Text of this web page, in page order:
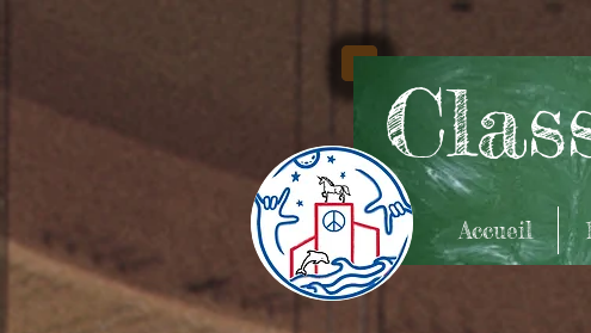
Accueil